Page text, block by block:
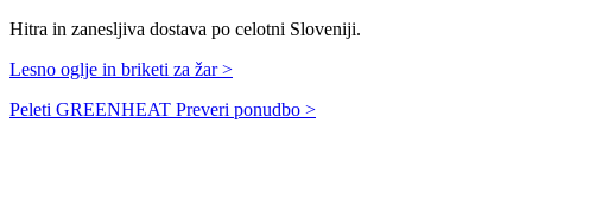
Hitra in zanesljiva dostava po celotni Sloveniji.
Lesno oglje in briketi za žar >
Peleti GREENHEAT Preveri ponudbo >